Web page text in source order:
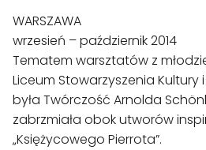
WARSZAWA
wrzesień – październik 2014
Tematem warsztatów z
Liceum Stowarzyszenia Kultury
była Twórczość Arnolda
zabrzmiała obok utworów
„Księżycowego Pierrota”.